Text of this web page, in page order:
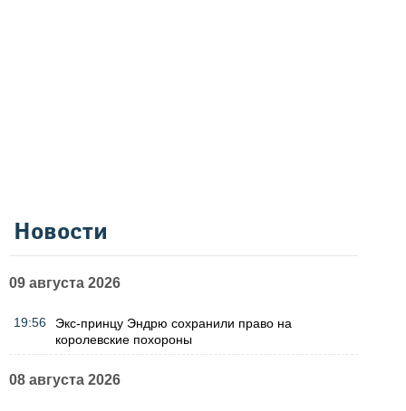
Новости
09 августа 2026
19:56
Экс-принцу Эндрю сохранили право на
королевские похороны
08 августа 2026